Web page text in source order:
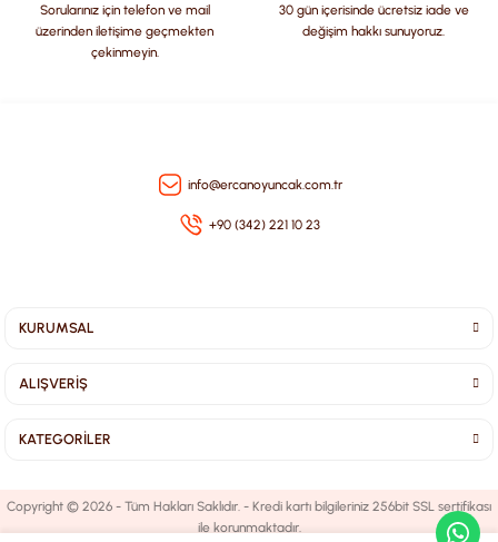
Sorularınız için telefon ve mail
üzerinden iletişime geçmekten
çekinmeyin.
30 gün içerisinde ücretsiz iade ve
değişim hakkı sunuyoruz.
info@ercanoyuncak.com.tr
+90 (342) 221 10 23
KURUMSAL
ALIŞVERİŞ
KATEGORİLER
Copyright © 2026 - Tüm Hakları Saklıdır. - Kredi kartı bilgileriniz 256bit SSL sertifikası
ile korunmaktadır.